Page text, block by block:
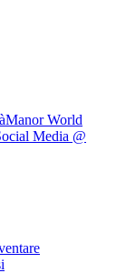
Manor World
Media @